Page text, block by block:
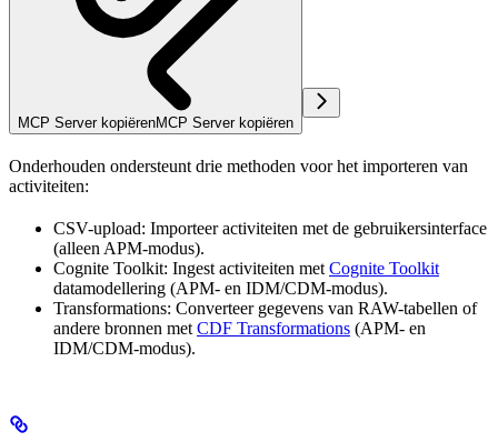
MCP Server kopiërenMCP Server kopiëren
Onderhouden ondersteunt drie methoden voor het importeren van
activiteiten:
CSV-upload: Importeer activiteiten met de gebruikersinterface
(alleen APM-modus).
Cognite Toolkit: Ingest activiteiten met Cognite Toolkit
datamodellering (APM- en IDM/CDM-modus).
Transformations: Converteer gegevens van RAW-tabellen of
andere bronnen met CDF Transformations (APM- en
IDM/CDM-modus).